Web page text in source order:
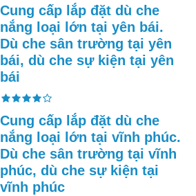
Cung cấp lắp đặt dù che
nắng loại lớn tại yên bái.
Dù che sân trường tại yên
bái, dù che sự kiện tại yên
bái
Cung cấp lắp đặt dù che
nắng loại lớn tại vĩnh phúc.
Dù che sân trường tại vĩnh
phúc, dù che sự kiện tại
vĩnh phúc